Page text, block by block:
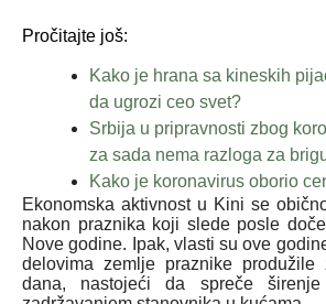
Pročitajte još:
Kako je hrana sa kineskih
da ugrozi ceo svet?
Srbija u pripravnosti zbog
za sada nema razloga za
Kako je koronavirus oborio
Ekonomska aktivnost u Kini se
nakon praznika koji slede posle
Nove godine. Ipak, vlasti su ove
delovima zemlje praznike produžile
dana, nastojeći da spreče širenje